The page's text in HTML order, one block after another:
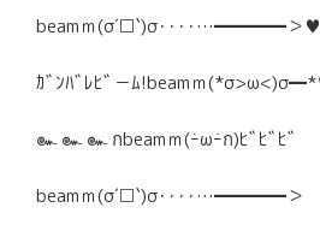
beamｍ(σ´□`)σ････…━━━━＞♥
ｶﾞﾝﾊﾞﾚﾋﾞ－ﾑ!beamｍ
๛ ๛ ๛ กbeamｍ(ｰ̀ωｰ́ก)ﾋﾞﾋﾞﾋﾞ
beamｍ(σ´□`)σ････…━━━━＞